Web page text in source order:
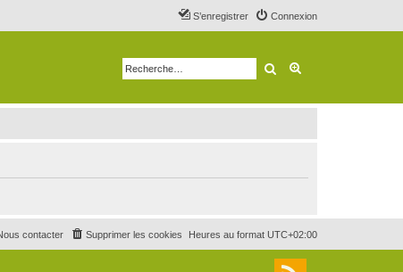
Connexion
S’enregistrer
Rechercher
Heures au format UTC+02:00
Supprimer les cookies
contacter